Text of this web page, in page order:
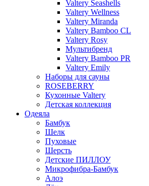
Valtery Seashells
Valtery Wellness
Valtery Miranda
Valtery Bamboo CL
Valtery Rosy
Мультибренд
Valtery Bamboo PR
Valtery Emily
Наборы для сауны
ROSEBERRY
Кухонные Valtery
Детская коллекция
Одеяла
Бамбук
Шелк
Пуховые
Шерсть
Детские ПИЛЛОУ
Микрофибра-Бамбук
Алоэ